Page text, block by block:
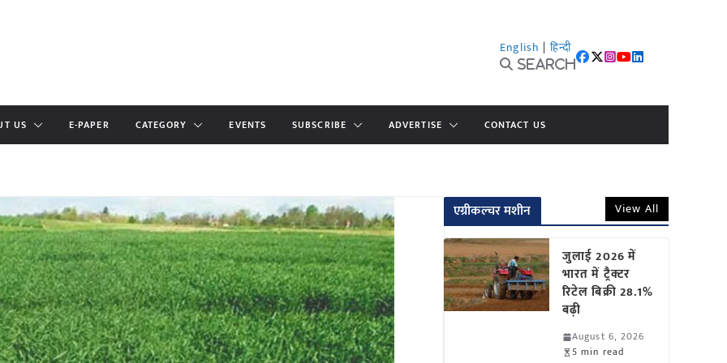
English | हिन्दी
Search
US E-PAPER CATEGORY EVENTS SUBSCRIBE ADVERTISE CONTACT US
एग्रीकल्चर मशीन View All
जुलाई 2026 में
भारत में ट्रैक्टर
रिटेल बिक्री 28.1%
बढ़ी
August 6, 2026
5 min read